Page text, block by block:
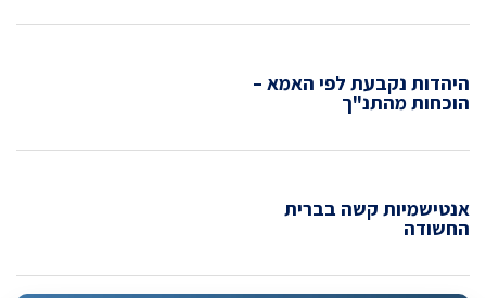
היהדות נקבעת לפי האמא –
הוכחות מהתנ"ך
אנטישמיות קשה בברית
החשודה